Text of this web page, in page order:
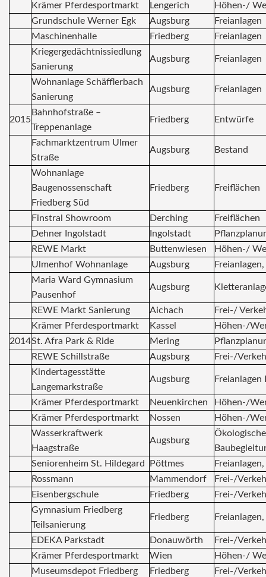
Krämer Pferdesportmarkt
Lengerich
Höhen-/
Grundschule Werner Egk
Augsburg
Freianlagen
Maschinenhalle
Friedberg
Freianlagen
Kriegergedächtnissiedlung
Sanierung
Augsburg Freianlagen
Wohnanlage Schäfflerbach
Sanierung
Augsburg Freianlagen
2015
Bahnhofstraße –
Treppenanlage
Friedberg Entwürfe
Fachmarktzentrum Ulmer
Straße
Augsburg Bestand
Wohnanlage
Baugenossenschaft
Friedberg Süd
Friedberg Freiflächen
Finstral Showroom Derching
Freiflächen
Dehner Ingolstadt
Ingolstadt
REWE Markt
Buttenwiesen
Höhen-/
Ulmenhof Wohnanlage
Augsburg
Maria Ward Gymnasium
Pausenhof
Augsburg
REWE Markt Sanierung Aichach
Frei-/
Krämer Pferdesportmarkt
Kassel
Höhen-/
2014St. Afra Park & Ride Mering
REWE Schillstraße
Augsburg
Frei-/
Kindertagesstätte
Langemarkstraße
Augsburg Freianlagen
Krämer Pferdesportmarkt Neuenkirchen
Höhen-/
Krämer Pferdesportmarkt
Nossen
Höhen-/
Wasserkraftwerk
Haagstraße
Augsburg
Ökologische
Seniorenheim St. Hildegard
Pöttmes
Rossmann
Mammendorf
Frei-/
Eisenbergschule
Friedberg
Frei-/
Gymnasium Friedberg
Teilsanierung
Friedberg
EDEKA Parkstadt Donauwörth
Frei-/
Krämer Pferdesportmarkt
Wien
Höhen-/
Museumsdepot Friedberg
Friedberg Frei-/